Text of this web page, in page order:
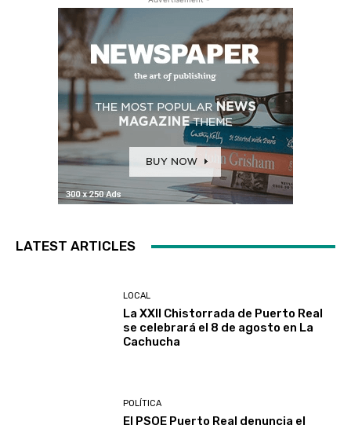
LATEST ARTICLES
LOCAL
La XXII Chistorrada de Puerto Real
se celebrará el 8 de agosto en La
Cachucha
POLÍTICA
El PSOE Puerto Real denuncia el